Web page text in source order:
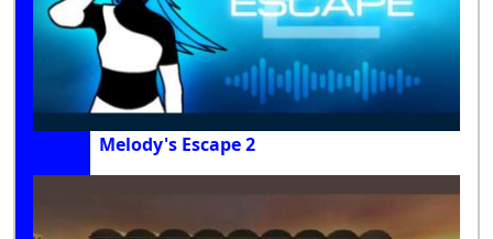
Melody's Escape 2